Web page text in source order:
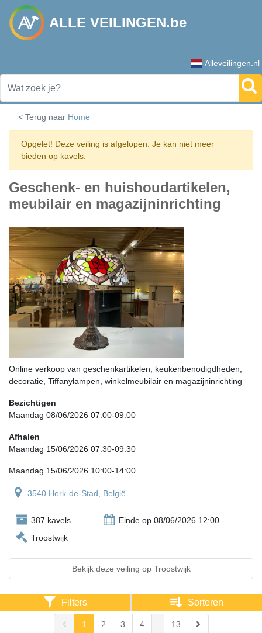
ALLE VEILINGEN.be
Alleveilingen.nl
< Terug naar Home
Opgelet! Deze veiling is afgelopen. Je kan niet meer
bieden op kavels.
Geschenk- en huishoudartikelen,
meubilair en magazijninrichting
Online verkoop van geschenkartikelen, keukenbenodigdheden,
decoratie, Tiffanylampen, winkelmeubilair en magazijninrichting
Bezichtigen
Maandag 08/06/2026 07:00-09:00
Afhalen
Maandag 15/06/2026 07:30-09:30
Maandag 15/06/2026 10:00-14:00
3540 Herk-de-Stad, België
387 kavels
Einde op 08/06/2026 12:00
Troostwijk
Bekijk deze veiling op Troostwijk
Filters Sorteren
1 2 3 4 13